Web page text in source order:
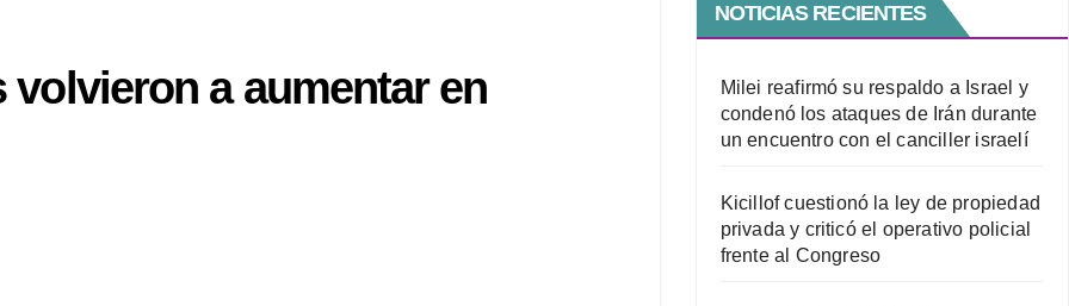
a aumentar en
NOTICIAS RECIENTES
Milei reafirmó su respaldo a Israel y
condenó los ataques de Irán durante
un encuentro con el canciller israelí
Kicillof cuestionó la ley de propiedad
privada y criticó el operativo policial
frente al Congreso